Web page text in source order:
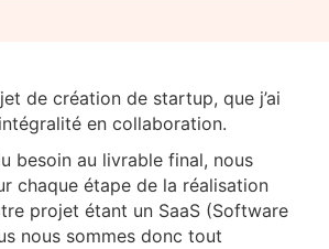
de création de startup, que j’ai
en collaboration.
besoin au livrable final, nous
chaque étape de la réalisation
projet étant un SaaS (Software
nous sommes donc tout